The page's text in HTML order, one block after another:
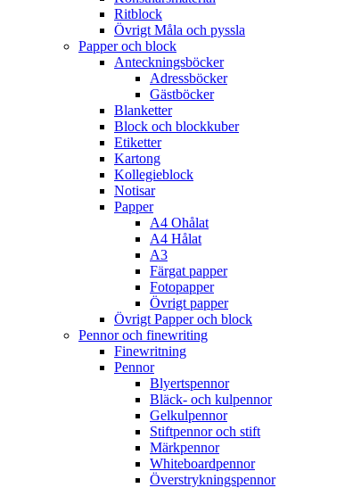
Ritblock
Övrigt Måla och pyssla
Papper och block
Anteckningsböcker
Adressböcker
Gästböcker
Blanketter
Block och blockkuber
Etiketter
Kartong
Kollegieblock
Notisar
Papper
A4 Ohålat
A4 Hålat
A3
Färgat papper
Fotopapper
Övrigt papper
Övrigt Papper och block
Pennor och finewriting
Finewritning
Pennor
Blyertspennor
Bläck- och kulpennor
Gelkulpennor
Stiftpennor och stift
Märkpennor
Whiteboardpennor
Överstrykningspennor